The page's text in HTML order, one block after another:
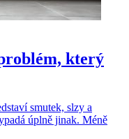
který
smutek, slzy a
úplně jinak. Méně